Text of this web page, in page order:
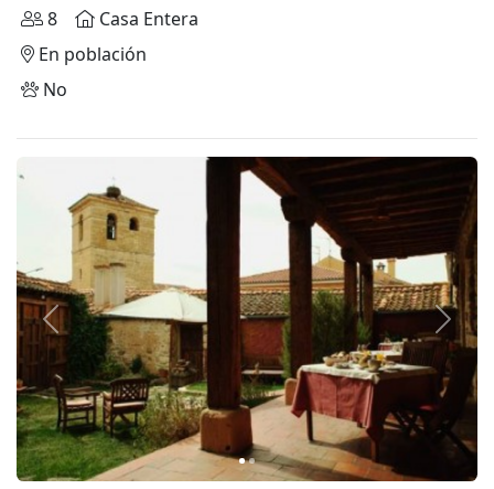
8
Casa Entera
En población
No
Anterior